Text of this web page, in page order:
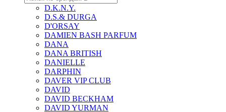
D.K.N.Y.
D.S.& DURGA
D'ORSAY
DAMIEN BASH PARFUM
DANA
DANA BRITISH
DANIELLE
DARPHIN
DAVER VIP CLUB
DAVID
DAVID BECKHAM
DAVID YURMAN